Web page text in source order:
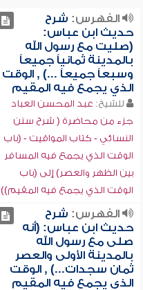
الفهرس: شرح
حديث ابن عباس:
(صليت مع رسول الله
بالمدينة ثمانياً جميعاً
وسبعاً جميعاً ...) , الوقت
الذي يجمع فيه المقيم
للشيخ: عبد المحسن العباد
جزء من محاضرة ( شرح سنن
النسائي - كتاب المواقيت - (باب
الوقت الذي يجمع فيه المسافر
بين الظهر والعصر) إلى (باب
الوقت الذي يجمع فيه المقيم))
الفهرس: شرح
حديث ابن عباس: (أنه
صلى مع رسول الله
بالمدينة الأولى والعصر
ثمان سجدات...) , الوقت
الذي يجمع فيه المقيم